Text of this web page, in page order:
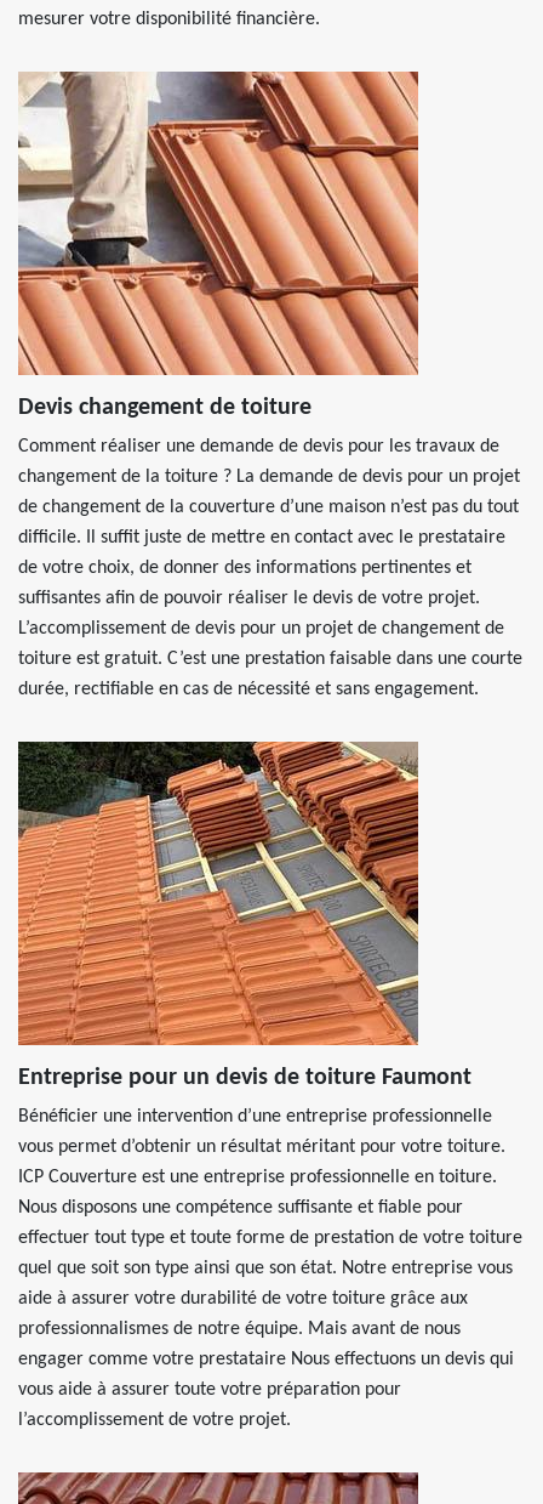
mesurer votre disponibilité financière.
Devis changement de toiture
Comment réaliser une demande de devis pour les travaux de
changement de la toiture ? La demande de devis pour un projet
de changement de la couverture d’une maison n’est pas du tout
difficile. Il suffit juste de mettre en contact avec le prestataire
de votre choix, de donner des informations pertinentes et
suffisantes afin de pouvoir réaliser le devis de votre projet.
L’accomplissement de devis pour un projet de changement de
toiture est gratuit. C’est une prestation faisable dans une courte
durée, rectifiable en cas de nécessité et sans engagement.
Entreprise pour un devis de toiture Faumont
Bénéficier une intervention d’une entreprise professionnelle
vous permet d’obtenir un résultat méritant pour votre toiture.
ICP Couverture est une entreprise professionnelle en toiture.
Nous disposons une compétence suffisante et fiable pour
effectuer tout type et toute forme de prestation de votre toiture
quel que soit son type ainsi que son état. Notre entreprise vous
aide à assurer votre durabilité de votre toiture grâce aux
professionnalismes de notre équipe. Mais avant de nous
engager comme votre prestataire Nous effectuons un devis qui
vous aide à assurer toute votre préparation pour
l’accomplissement de votre projet.